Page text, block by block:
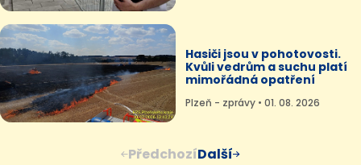
Hasiči jsou v pohotovosti.
Kvůli vedrům a suchu platí
mimořádná opatření
Plzeň - zprávy • 01. 08. 2026
PředchozíDalší